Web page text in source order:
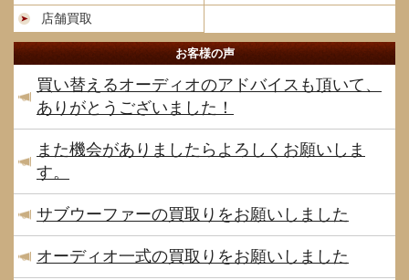
店舗買取
お客様の声
買い替えるオーディオのアドバイスも頂いて、
ありがとうございました！
また機会がありましたらよろしくお願いしま
す。
サブウーファーの買取りをお願いしました
オーディオ一式の買取りをお願いしました